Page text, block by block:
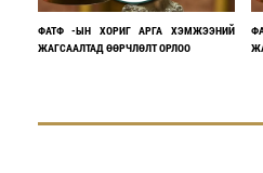
ФАТФ -ЫН ХОРИГ АРГА ХЭМЖЭЭНИЙ
ЖАГСААЛТАД ӨӨРЧЛӨЛТ ОРЛОО